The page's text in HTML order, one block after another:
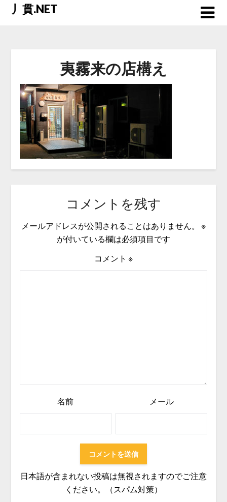
Skip丿貫.NET
夷霧来の店構え
コメントを残す
メールアドレスが公開されることはありません。
※
が付いている欄は必須項目です
コメント ※
名前 メール
日本語が含まれない投稿は無視されますのでご注意
ください。（スパム対策）